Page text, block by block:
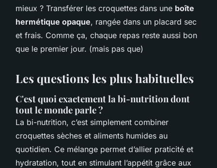
mieux ? Transférer les croquettes dans une boîte
hermétique opaque, rangée dans un placard sec
et frais. Comme ça, chaque repas reste aussi bon
que le premier jour. (mais pas que)
Les questions les plus habituelles
C'est quoi exactement la bi-nutrition dont
tout le monde parle ?
La bi-nutrition, c’est simplement combiner
croquettes sèches et aliments humides au
quotidien. Ce mélange permet d’allier praticité et
hydratation, tout en stimulant l’appétit grâce aux